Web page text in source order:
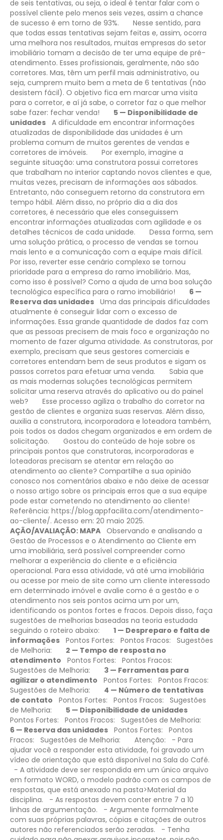
de seis tentativas, ou seja, o ideal é tentar falar com o
possível cliente pelo menos seis vezes, assim a chance
de sucesso é em torno de 93%.
Nesse sentido, para
que todas essas tentativas sejam feitas e, assim, ocorra
uma melhora nos resultados, muitas empresas do setor
imobiliário tomam a decisão de ter uma equipe de pré-
atendimento. Esses profissionais, geralmente, não são
corretores. Mas, têm um perfil mais administrativo, ou
seja, cumprem muito bem a meta de 6 tentativas (não
desistem fácil). O objetivo fica em marcar uma visita
para o corretor, e aí já sabe, o corretor faz o que melhor
sabe fazer: fechar venda!
5 — Disponibilidade de
unidades A dificuldade em encontrar informações
atualizadas de disponibilidade das unidades é um
problema comum de muitos gerentes de vendas e
corretores de imóveis.
Por exemplo, imagine a
seguinte situação: uma construtora possui corretores
que trabalham no interior captando novos clientes e que,
muitas vezes, precisam de informações aos sábados.
Entretanto, não conseguem retorno da construtora em
tempo hábil. Além disso, no próprio dia a dia dos
corretores, é necessário que eles conseguissem
encontrar informações atualizadas com agilidade e os
detalhes técnicos de cada unidade.
Dessa forma, sem
uma solução prática, o processo de vendas se tornou
mais lento e a comunicação com a equipe mais difícil.
Por isso, reverter esse cenário complexo se tornou
prioridade para a empresa do ramo imobiliário. Mas,
como isso é possível? Como a ajuda de uma boa solução
tecnológica específica para o ramo imobiliário!
6 —
Reserva das unidades Uma das principais dificuldades
atualmente é conseguir lidar com o excesso de
informações. Essa grande quantidade de dados faz com
que as pessoas precisem de mais foco e organização no
momento de fazer alguma atividade. As construtoras, por
exemplo, precisam que seus gestores comerciais e
corretores entendam bem de seus produtos e sigam os
passos corretos para efetuar uma venda.
Sabia que
as mais modernas soluções tecnológicas permitem
solicitar uma reserva através do aplicativo ou do painel
web?
Esse processo agiliza o trabalho do corretor na
gestão de clientes e organiza suas reservas. Além disso,
auxilia a construtora, incorporadora e loteadora também,
pois todos os dados chegam organizados e em ordem de
solicitação.
Gostou do conteúdo de hoje sobre os
principais pontos que construtoras, incorporadoras e
loteadoras precisam se atentar em relação ao
atendimento ao cliente? Compartilhe a sua opinião
conosco nos comentários abaixo e não deixe de acessar
o nosso artigo sobre os principais erros que a sua equipe
pode estar cometendo no atendimento ao cliente!
Referência: https://blog.appfacilita.com/atendimento-
ao-cliente/. Acesso em: 20 maio 2025.
AÇÃO/AVALIAÇÃO: MAPA Observando e analisando a
Gestão de Processos e o Atendimento ao Cliente em
uma imobiliária, será possível compreender como
melhorar a experiência do cliente e a eficiência
operacional. Para essa atividade, vá até uma imobiliária
ou acesse por meio de site como um cliente interessado
em determinado imóvel e avalie como é a gestão e o
atendimento nos seis pontos acima um por um,
identificando os pontos fortes e fracos. Depois disso, faça
sugestões de melhorias baseadas na teoria estudada
seguindo o roteiro abaixo:
1 — Despreparo e falta de
informações Pontos Fortes: Pontos Fracos:
Sugestões
de Melhoria:
2 — Tempo de resposta no
atendimento
Pontos Fortes:
Pontos Fracos:
Sugestões de Melhoria:
3 — Ferramentas para
agilizar o atendimento
Pontos Fortes:
Pontos Fracos:
Sugestões de Melhoria:
4 — Número de tentativas
de contato
Pontos Fortes: Pontos Fracos:
Sugestões
de Melhoria:
5 — Disponibilidade de unidades
Pontos Fortes:
Pontos Fracos:
Sugestões de Melhoria:
6 — Reserva das unidades Pontos Fortes:
Pontos
Fracos:
Sugestões de Melhoria: Atenção:
- Para
ajudar você a responder esta atividade, foi gravado um
vídeo de orientação que está disponível na Sala do Café.
- A atividade deve ser respondida em um único arquivo
em formato WORD, o modelo padrão com os campos de
respostas, que está anexado na pasta>Material da
disciplina.
- As respostas devem conter entre 7 a 10
linhas de argumentação.
- Argumente formalmente
com suas próprias palavras, cópias e citações de outros
autores não referenciados serão zeradas.
- Tenha